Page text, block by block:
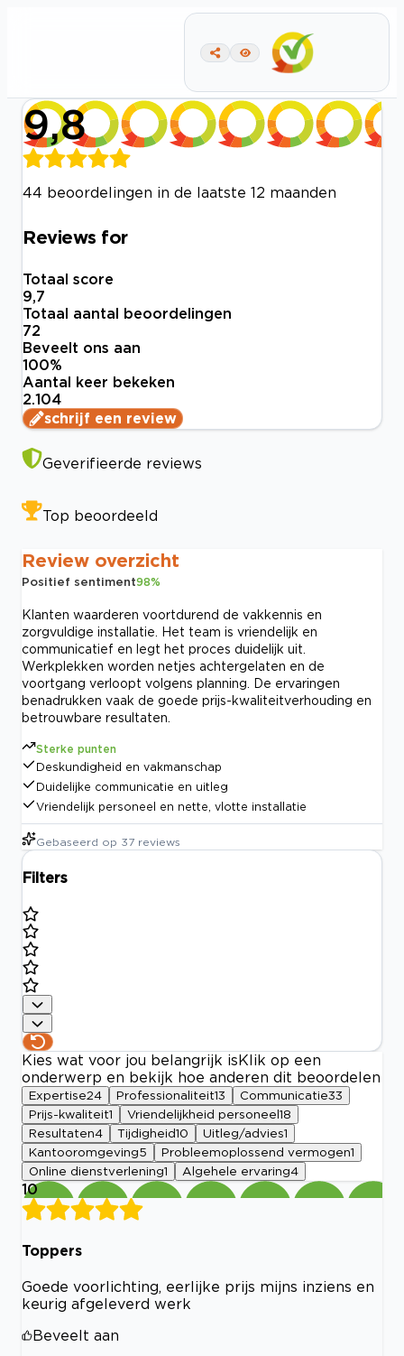
9,8
44 beoordelingen in de laatste 12 maanden
Reviews for
Totaal score
9,7
Totaal aantal beoordelingen
72
Beveelt ons aan
100%
Aantal keer bekeken
2.104
schrijf een review
Geverifieerde reviews
Top beoordeeld
Review overzicht
Positief sentiment98%
Klanten waarderen voortdurend de vakkennis en
zorgvuldige installatie. Het team is vriendelijk en
communicatief en legt het proces duidelijk uit.
Werkplekken worden netjes achtergelaten en de
voortgang verloopt volgens planning. De ervaringen
benadrukken vaak de goede prijs-kwaliteitverhouding en
betrouwbare resultaten.
Sterke punten
Deskundigheid en vakmanschap
Duidelijke communicatie en uitleg
Vriendelijk personeel en nette, vlotte installatie
Gebaseerd op 37 reviews
Filters
Kies wat voor jou belangrijk is Klik op een
onderwerp en bekijk hoe anderen dit beoordelen
Expertise24 Professionaliteit13 Communicatie33
Prijs-kwaliteit1 Vriendelijkheid personeel 18
Resultaten4 Tijdigheid10 Uitleg/advies1
Kantooromgeving5 Probleemoplossend vermogen1
Online dienstverlening1 Algehele ervaring4
10
Toppers
Goede voorlichting, eerlijke prijs mijns inziens en
keurig afgeleverd werk
Beveelt aan